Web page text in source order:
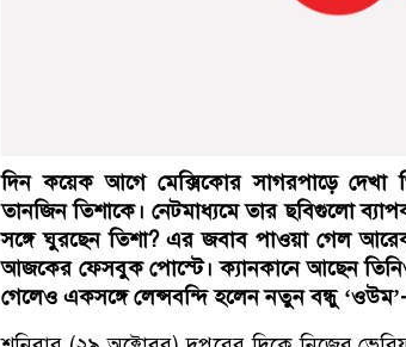
দিন কয়েক আগে মেক্সিকোর সাগরপাড়ে দেখা
তানজিন তিশাকে। নেটমাধ্যমে তার ছবিগুলো
সঙ্গে ঘুরছেন তিশা? এর জবাব পাওয়া গেল
আজকের ফেসবুক পোস্টে। ক্যানকানে আছেন
গেলেও একসঙ্গে লেন্সবন্দি হলেন নতুন বন্ধু